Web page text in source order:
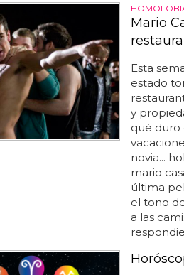
Mario
Esta
estado
y
qué duro
novia...
mario
última
el tono
a las